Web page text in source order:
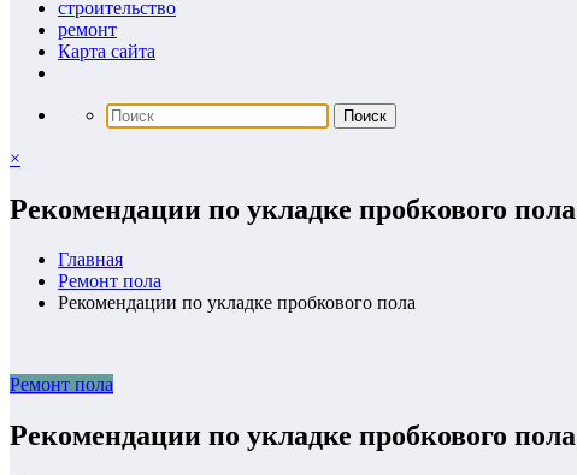
строительство
ремонт
Карта сайта
×
Рекомендации по укладке пробкового пола
Главная
Ремонт пола
Рекомендации по укладке пробкового пола
Ремонт пола
Рекомендации по укладке пробкового пола